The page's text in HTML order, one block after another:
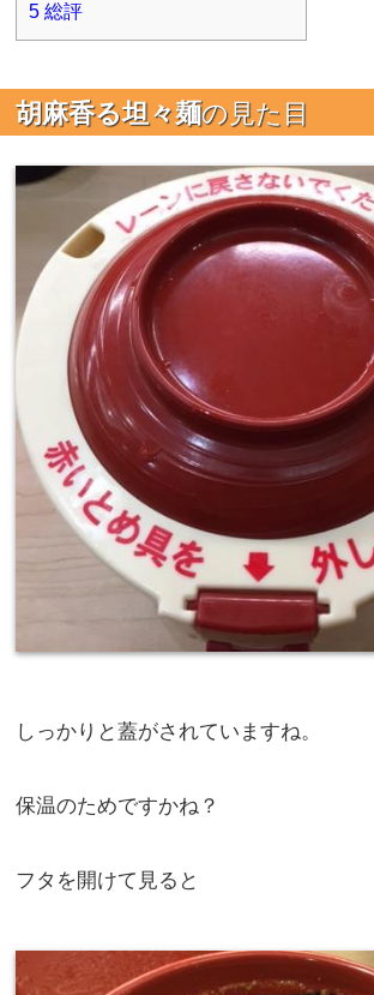
5 総評
胡麻香る坦々麺の見た目
しっかりと蓋がされていますね。
保温のためですかね？
フタを開けて見ると